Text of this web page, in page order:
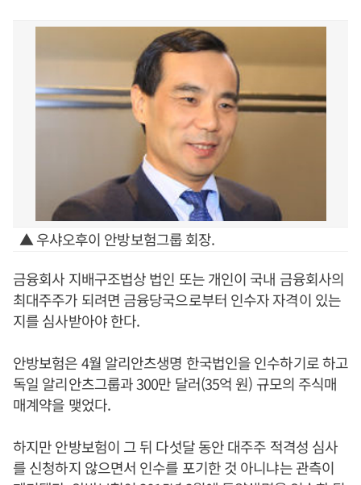
▲ 우샤오후이 안방보험그룹 회장.
금융회사 지배구조법상 법인 또는 개인이 국내 금융회사의
최대주주가 되려면 금융당국으로부터 인수자 자격이 있는
지를 심사받아야 한다.
안방보험은 4월 알리안츠생명 한국법인을 인수하기로 하고
독일 알리안츠그룹과 300만 달러(35억 원) 규모의 주식매
매계약을 맺었다.
하지만 안방보험이 그 뒤 다섯달 동안 대주주 적격성 심사
를 신청하지 않으면서 인수를 포기한 것 아니냐는 관측이